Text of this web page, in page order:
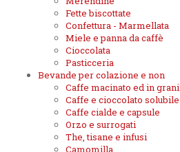
Fette biscottate
Confettura - Marmellata
Miele e panna da caffè
Cioccolata
Pasticceria
Bevande per colazione e non
Caffe macinato ed in grani
Caffe e cioccolato solubile
Caffe cialde e capsule
Orzo e surrogati
The, tisane e infusi
Camomilla